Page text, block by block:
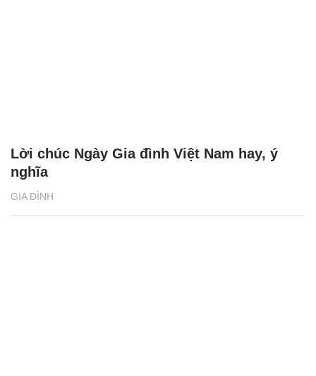
GIA ĐÌNH
Lời chúc Ngày Gia đình Việt Nam hay, ý
nghĩa